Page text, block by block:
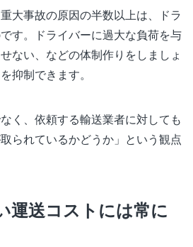
大事故の原因の半数以上は、ドラ
す。ドライバーに過大な負荷を与
ない、などの体制作りをしましょ
抑制できます。
く、依頼する輸送業者に対しても
られているかどうか」という観点
運送コストには常に